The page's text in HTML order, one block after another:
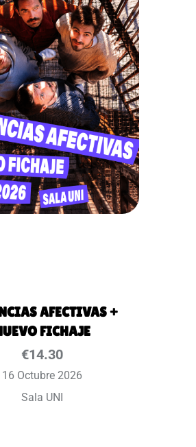
AFECTIVAS +
FICHAJE
€14.30
16 Octubre 2026
Sala UNI